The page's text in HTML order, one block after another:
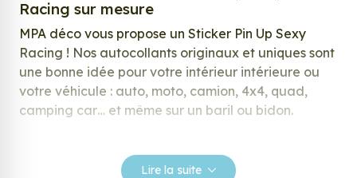
Racing sur mesure
MPA déco vous propose un Sticker Pin Up Sexy
Racing ! Nos autocollants originaux et uniques sont
une bonne idée pour votre intérieur intérieure ou
votre véhicule : auto, moto, camion, 4x4, quad,
camping car… et même sur un baril ou bidon.
répondre à vos attentes, laissez vous inspirer parmi
Lire la suite